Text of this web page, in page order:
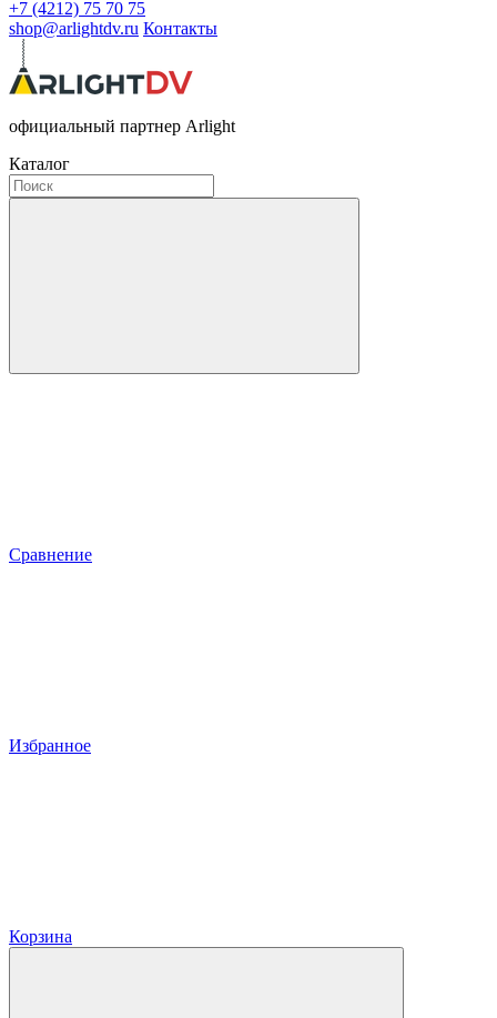
+7 (4212) 75 70 75
shop@arlightdv.ru Контакты
официальный партнер Arlight
Каталог
Сравнение
Избранное
Корзина